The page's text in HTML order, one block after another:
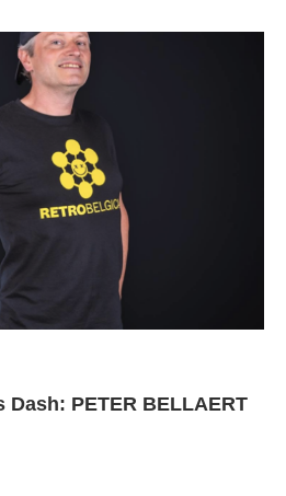
PETER BELLAERT